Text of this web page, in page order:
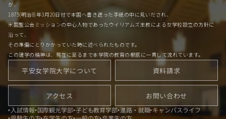
が、
1875(明治8)年3月20日付で本国へ書き送った手紙の中に見いだされ、
米国聖公会ミッションの中心人物であったウイリアムズ主教による女学校設立の方針に
沿って、
その準備にとりかかっていた時に述べられたものです。
この建学の精神は、現在に至るまで本学院の教育の根底に一貫して流れています。
平安女学院大学について 資料請求
アクセス お問い合わせ
入試情報 国際観光学部 子ども教育学部 進路・就職 キャンパスライフ